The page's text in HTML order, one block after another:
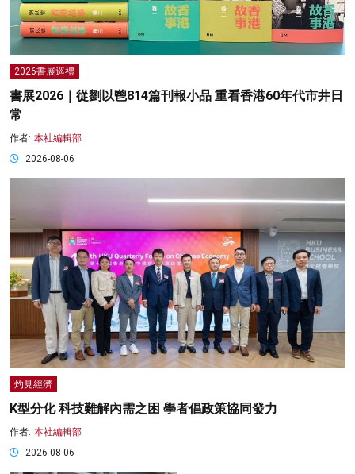
2026書展巡禮
書展2026｜從劉以鬯814篇刊報小品 重看香港60年代市井日
常
作者: 本社編輯部
2026-08-06
灼見經濟
K型分化 科技難解內需之困 學者倡政策協同發力
作者: 本社編輯部
2026-08-06